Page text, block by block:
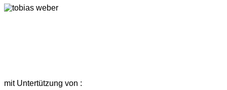
mit Untertützung von :